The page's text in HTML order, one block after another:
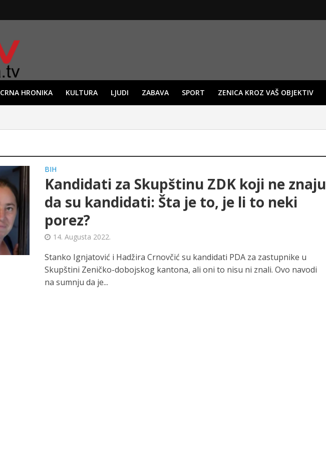
CRNA HRONIKA KULTURA LJUDI ZABAVA SPORT ZENICA KROZ VAŠ OBJEKTIV
BIH
Kandidati za Skupštinu ZDK koji ne znaju
da su kandidati: Šta je to, je li to neki
porez?
14. Augusta 2022.
Stanko Ignjatović i Hadžira Crnovčić su kandidati PDA za zastupnike u
Skupštini Zeničko-dobojskog kantona, ali oni to nisu ni znali. Ovo navodi
na sumnju da je...